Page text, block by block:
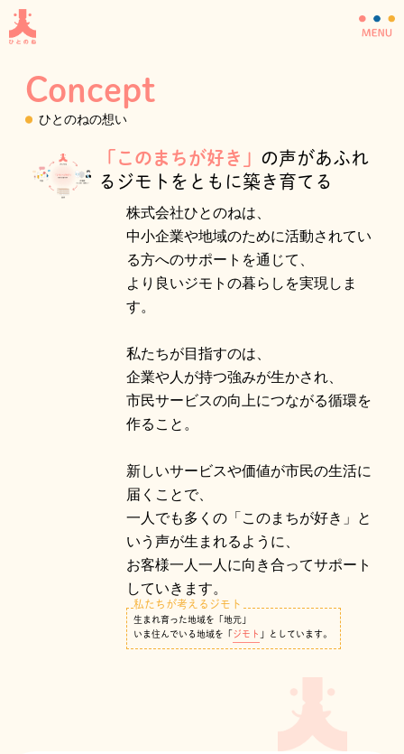
容
Concept
ひとのねの想い
「このまちが好き」 の声があふれ
るジモトをともに築き育てる
株式会社ひとのねは、
中小企業や地域のために活動されてい
る方へのサポートを通じて、
より良いジモトの暮らしを実現しま
す。
私たちが目指すのは、
企業や人が持つ強みが生かされ、
市民サービスの向上につながる循環を
作ること。
新しいサービスや価値が市民の生活に
届くことで、
一人でも多くの「このまちが好き」と
いう声が生まれるように、
お客様一人一人に向き合ってサポート
していきます。
私たちが考えるジモト
生まれ育った地域を「地元」
いま住んでいる地域を「 ジモト 」としています。